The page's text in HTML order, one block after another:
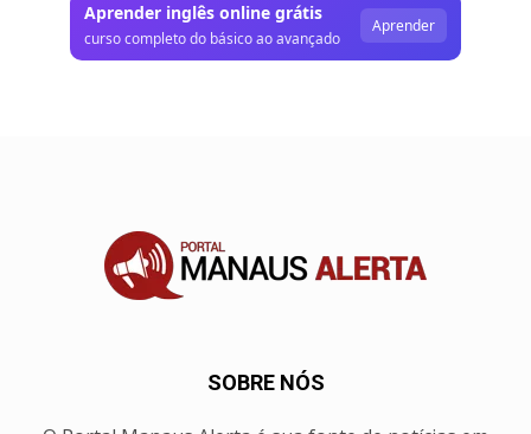
Aprender inglês online grátis
curso completo do básico ao avançado
Aprender
SOBRE NÓS